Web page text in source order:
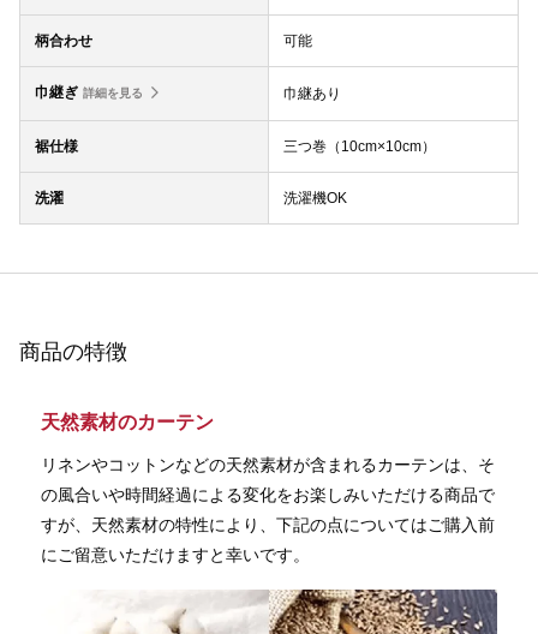
柄合わせ 可能
巾継ぎ 詳細を見る 巾継あり
裾仕様 三つ巻（10cm×10cm）
洗濯 洗濯機OK
商品の特徴
天然素材のカーテン
リネンやコットンなどの天然素材が含まれるカーテンは、そ
の風合いや時間経過による変化をお楽しみいただける商品で
すが、天然素材の特性により、下記の点についてはご購入前
にご留意いただけますと幸いです。